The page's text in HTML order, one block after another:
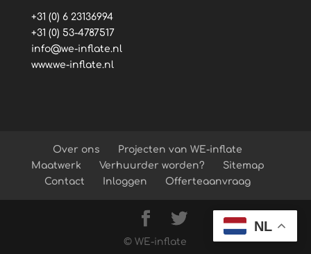
+31 (0) 6 23136994
+31 (0) 53-4787517
info@we-inflate.nl
www.we-inflate.nl
Over ons
Projecten van WE-inflate
Maatwerk
Verhuurder worden?
Sitemap
Contact
Inloggen Offerteaanvraag
© WE-inflate
NL